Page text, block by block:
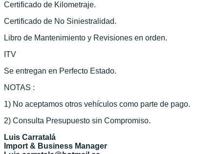
Certificado de Kilometraje.
Certificado de No Siniestralidad.
Libro de Mantenimiento y Revisiones en orden.
ITV
Se entregan en Perfecto Estado.
NOTAS :
1) No aceptamos otros vehículos como parte de pago.
2) Consulta Presupuesto sin Compromiso.
Luis Carratalá
Import & Business Manager